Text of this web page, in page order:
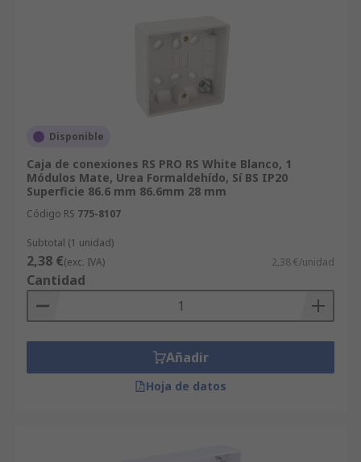
Disponible
Caja de conexiones RS PRO RS White Blanco, 1
Módulos Mate, Urea Formaldehído, Sí BS IP20
Superficie 86.6 mm 86.6mm 28 mm
Código RS 775-8107
Subtotal (1 unidad)
2,38 €(exc. IVA) 2,38 €/unidad
Cantidad
Añadir
Hoja de datos